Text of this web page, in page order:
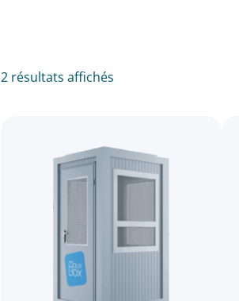
2 résultats affichés